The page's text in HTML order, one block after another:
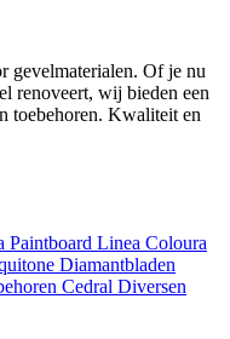
gevelmaterialen. Of je nu
renoveert, wij bieden een
toebehoren. Kwaliteit en
Paintboard Linea Coloura
Diamantbladen
Cedral Diversen